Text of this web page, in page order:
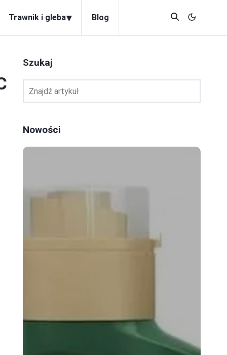
Trawnik i gleba▾ Blog
Szukaj
Nowości